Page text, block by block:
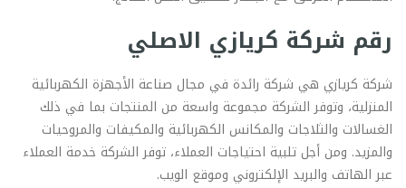
رقم شركة كريازي الاصلي
شركة كريازي هي شركة رائدة في مجال صناعة الأجهزة الكهربائية
المنزلية، وتوفر الشركة مجموعة واسعة من المنتجات بما في ذلك
الغسالات والثلاجات والمكانس الكهربائية والمكيفات والمروحيات
والمزيد. ومن أجل تلبية احتياجات العملاء، توفر الشركة خدمة العملاء
عبر الهاتف والبريد الإلكتروني وموقع الويب.